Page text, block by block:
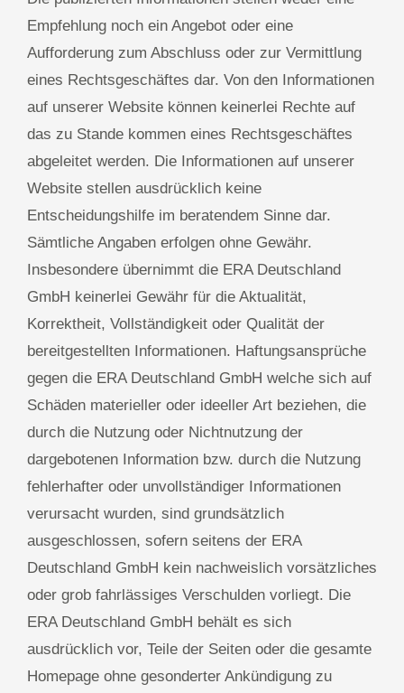
Empfehlung noch ein Angebot oder eine
Aufforderung zum Abschluss oder zur Vermittlung
eines Rechtsgeschäftes dar. Von den Informationen
auf unserer Website können keinerlei Rechte auf
das zu Stande kommen eines Rechtsgeschäftes
abgeleitet werden. Die Informationen auf unserer
Website stellen ausdrücklich keine
Entscheidungshilfe im beratendem Sinne dar.
Sämtliche Angaben erfolgen ohne Gewähr.
Insbesondere übernimmt die ERA Deutschland
GmbH keinerlei Gewähr für die Aktualität,
Korrektheit, Vollständigkeit oder Qualität der
bereitgestellten Informationen. Haftungsansprüche
gegen die ERA Deutschland GmbH welche sich auf
Schäden materieller oder ideeller Art beziehen, die
durch die Nutzung oder Nichtnutzung der
dargebotenen Information bzw. durch die Nutzung
fehlerhafter oder unvollständiger Informationen
verursacht wurden, sind grundsätzlich
ausgeschlossen, sofern seitens der ERA
Deutschland GmbH kein nachweislich vorsätzliches
oder grob fahrlässiges Verschulden vorliegt. Die
ERA Deutschland GmbH behält es sich
ausdrücklich vor, Teile der Seiten oder die gesamte
Homepage ohne gesonderter Ankündigung zu